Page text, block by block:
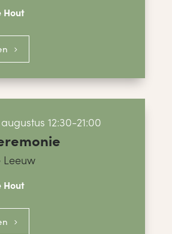
Hout
12:30-21:00
Hout